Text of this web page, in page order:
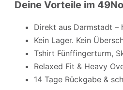
Deine Vorteile im
Direkt aus Darmstadt –
Kein Lager. Kein
Tshirt Fünffingerturm,
Relaxed Fit & Heavy
14 Tage Rückgabe &